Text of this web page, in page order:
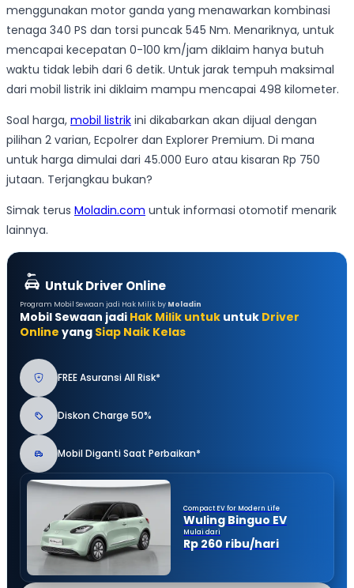
menggunakan motor ganda yang menawarkan kombinasi
tenaga 340 PS dan torsi puncak 545 Nm. Menariknya, untuk
mencapai kecepatan 0-100 km/jam diklaim hanya butuh
waktu tidak lebih dari 6 detik. Untuk jarak tempuh maksimal
dari mobil listrik ini diklaim mampu mencapai 498 kilometer.
Soal harga, mobil listrik ini dikabarkan akan dijual dengan
pilihan 2 varian, Ecpolrer dan Explorer Premium. Di mana
untuk harga dimulai dari 45.000 Euro atau kisaran Rp 750
jutaan. Terjangkau bukan?
Simak terus Moladin.com untuk informasi otomotif menarik
lainnya.
Untuk Driver Online
Program Mobil Sewaan jadi Hak Milik by Moladin
Mobil Sewaan jadi Hak Milik untuk untuk Driver
Online yang Siap Naik Kelas
FREE Asuransi All Risk*
Diskon Charge 50%
Mobil Diganti Saat Perbaikan*
Compact EV for Modern Life
Wuling Binguo EV
Mulai dari
Rp 260 ribu/hari